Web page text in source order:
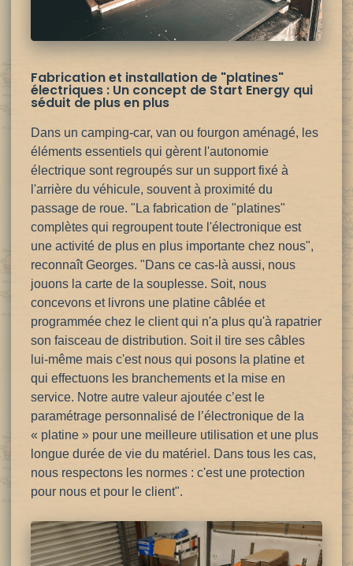
Fabrication et installation de "platines"
électriques : Un concept de Start Energy qui
séduit de plus en plus
Dans un camping-car, van ou fourgon aménagé, les
éléments essentiels qui gèrent l'autonomie
électrique sont regroupés sur un support fixé à
l'arrière du véhicule, souvent à proximité du
passage de roue. "La fabrication de "platines"
complètes qui regroupent toute l'électronique est
une activité de plus en plus importante chez nous",
reconnaît Georges. "Dans ce cas-là aussi, nous
jouons la carte de la souplesse. Soit, nous
concevons et livrons une platine câblée et
programmée chez le client qui n'a plus qu'à rapatrier
son faisceau de distribution. Soit il tire ses câbles
lui-même mais c'est nous qui posons la platine et
qui effectuons les branchements et la mise en
service. Notre autre valeur ajoutée c’est le
paramétrage personnalisé de l’électroniquede la
« platine » pour une meilleure utilisation et une plus
longue durée de vie du matériel. Dans tous les cas,
nous respectons les normes : c'est une protection
pour nous et pour le client".